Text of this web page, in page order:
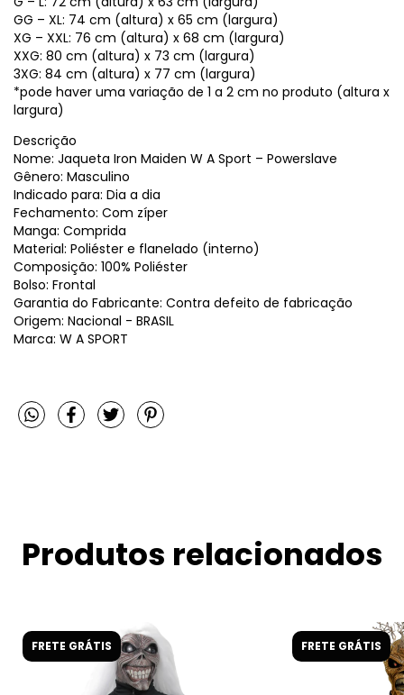
GG – XL: 74 cm (altura) x 65 cm (largura)
XG – XXL: 76 cm (altura) x 68 cm (largura)
XXG: 80 cm (altura) x 73 cm (largura)
3XG: 84 cm (altura) x 77 cm (largura)
*pode haver uma variação de 1 a 2 cm no produto (altura x
largura)
Descrição
Nome: Jaqueta Iron Maiden W A Sport – Powerslave
Gênero: Masculino
Indicado para: Dia a dia
Fechamento: Com zíper
Manga: Comprida
Material: Poliéster e flanelado (interno)
Composição: 100% Poliéster
Bolso: Frontal
Garantia do Fabricante: Contra defeito de fabricação
Origem: Nacional - BRASIL
Marca: W A SPORT
Produtos relacionados
FRETE GRÁTIS FRETE GRÁTIS